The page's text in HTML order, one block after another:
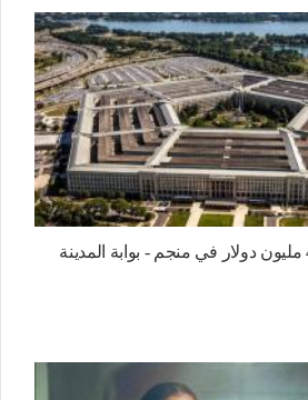
"البنتاغون" يستثمر 400 مليون دولار في منجم - بوابة المدينة